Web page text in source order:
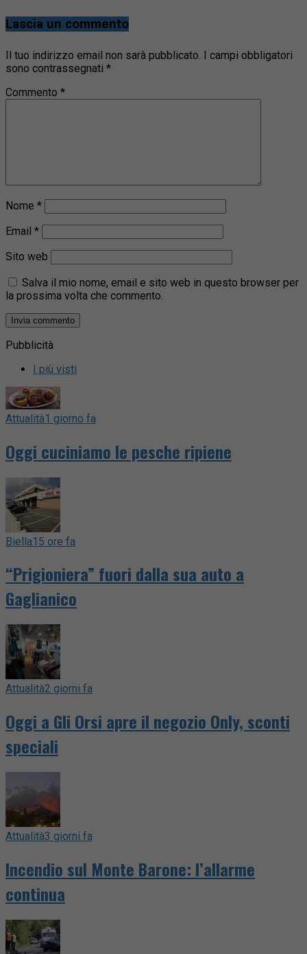
Lascia un commento
Il tuo indirizzo email non sarà pubblicato. I campi obbligatori
sono contrassegnati *
Commento *
Nome *
Email *
Sito web
Salva il mio nome, email e sito web in questo browser per
la prossima volta che commento.
Pubblicità
I più visti
Attualità1 giorno fa
Oggi cuciniamo le pesche ripiene
Biella15 ore fa
“Prigioniera” fuori dalla sua auto a
Gaglianico
Attualità2 giorni fa
Oggi a Gli Orsi apre il negozio Only, sconti
speciali
Attualità3 giorni fa
Incendio sul Monte Barone: l’allarme
continua